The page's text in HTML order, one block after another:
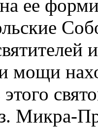
ее
мощи
этого
Микра-